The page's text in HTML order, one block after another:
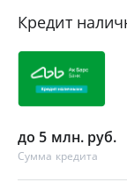
Кредит
до 5 млн. руб.
Сумма кредита